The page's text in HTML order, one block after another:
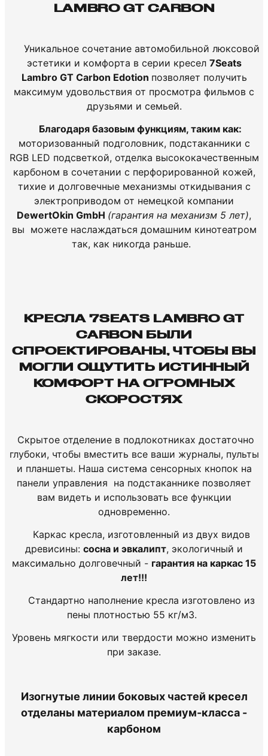
LAMBRO GT CARBON
Уникальное сочетание автомобильной люксовой
эстетики и комфорта в серии кресел 7Seats
Lambro GT Carbon Edotion позволяет получить
максимум удовольствия от просмотра фильмов с
друзьями и семьей.
Благодаря базовым функциям, таким как:
моторизованный подголовник, подстаканники с
RGB LED подсветкой, отделка высококачественным
карбоном в сочетании с перфорированной кожей,
тихие и долговечные механизмы откидывания с
электроприводом от немецкой компании
DewertOkin GmbH (гарантия на механизм 5 лет),
вы можете наслаждаться домашним кинотеатром
так, как никогда раньше.
КРЕСЛА 7SEATS LAMBRO GT
CARBON БЫЛИ
СПРОЕКТИРОВАНЫ, ЧТОБЫ ВЫ
МОГЛИ ОЩУТИТЬ ИСТИННЫЙ
КОМФОРТ НА ОГРОМНЫХ
СКОРОСТЯХ
Скрытое отделение в подлокотниках достаточно
глубоки, чтобы вместить все ваши журналы, пульты
и планшеты. Наша система сенсорных кнопок на
панели управления на подстаканнике позволяет
вам видеть и использовать все функции
одновременно.
Каркас кресла, изготовленный из двух видов
древисины: сосна и эвкалипт, экологичный и
максимально долговечный - гарантия на каркас 15
лет!!!
Стандартно наполнение кресла изготовлено из
пены плотностью 55 кг/м3.
Уровень мягкости или твердости можно изменить
при заказе.
Изогнутые линии боковых частей кресел
отделаны материалом премиум-класса -
карбоном